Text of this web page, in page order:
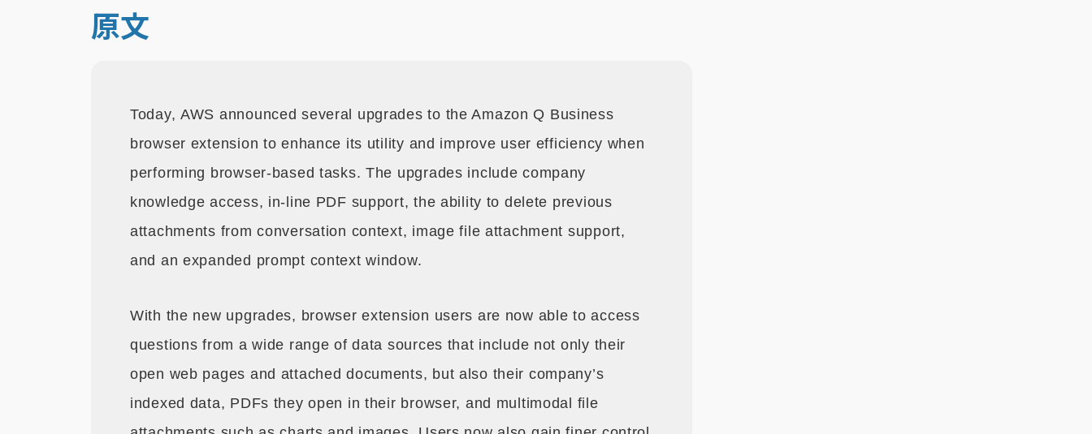
原文
Today, AWS announced several upgrades to the Amazon Q Business
browser extension to enhance its utility and improve user efficiency when
performing browser-based tasks. The upgrades include company
knowledge access, in-line PDF support, the ability to delete previous
attachments from conversation context, image file attachment support,
and an expanded prompt context window.
With the new upgrades, browser extension users are now able to access
questions from a wide range of data sources that include not only their
open web pages and attached documents, but also their company’s
indexed data, PDFs they open in their browser, and multimodal file